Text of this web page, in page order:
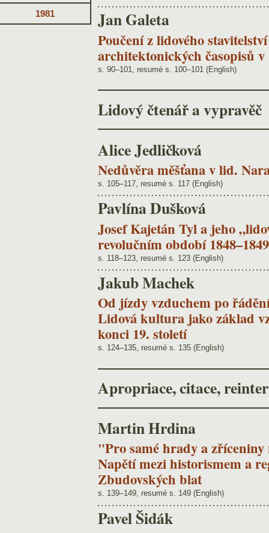
1981 Jan Galeta
Poučení z lidového
architektonických časopisů
s. 90–101, resumé s. 100–101 (English)
Lidový čtenář a vypravěč
Alice Jedličková
Nedůvěra měšťana v lid.
s. 105–117, resumé s. 117 (English)
Pavlína Dušková
Josef Kajetán Tyl a jeho
revolučním období 1848–1849
s. 118–123, resumé s. 123 (English)
Jakub Machek
Od jízdy vzduchem po
Lidová kultura jako základ
konci 19. století
s. 124–135, resumé s. 135 (English)
Apropriace, citace,
Martin Hrdina
"Pro samé hrady a
Napětí mezi historismem a
Zbudovských blat
s. 139–149, resumé s. 149 (English)
Pavel Šidák